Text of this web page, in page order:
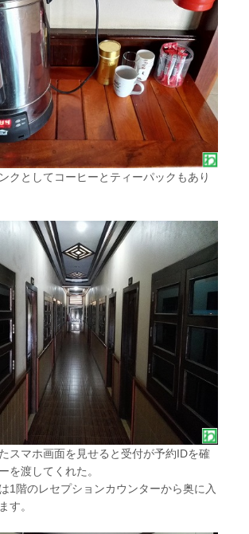
クとしてコーヒーとティーパックもあり
スマホ画面を見せると受付が予約IDを確
を渡してくれた。
1階のレセプションカウンターから奥に入
す。